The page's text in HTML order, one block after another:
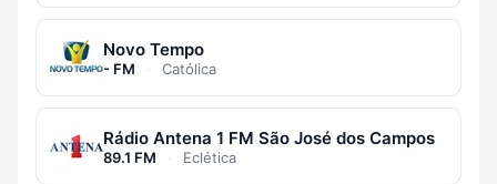
Novo Tempo
- FM · Católica
Rádio Antena 1 FM São José dos Campos
89.1 FM · Eclética